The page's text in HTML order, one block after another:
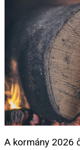
A kormány 2026